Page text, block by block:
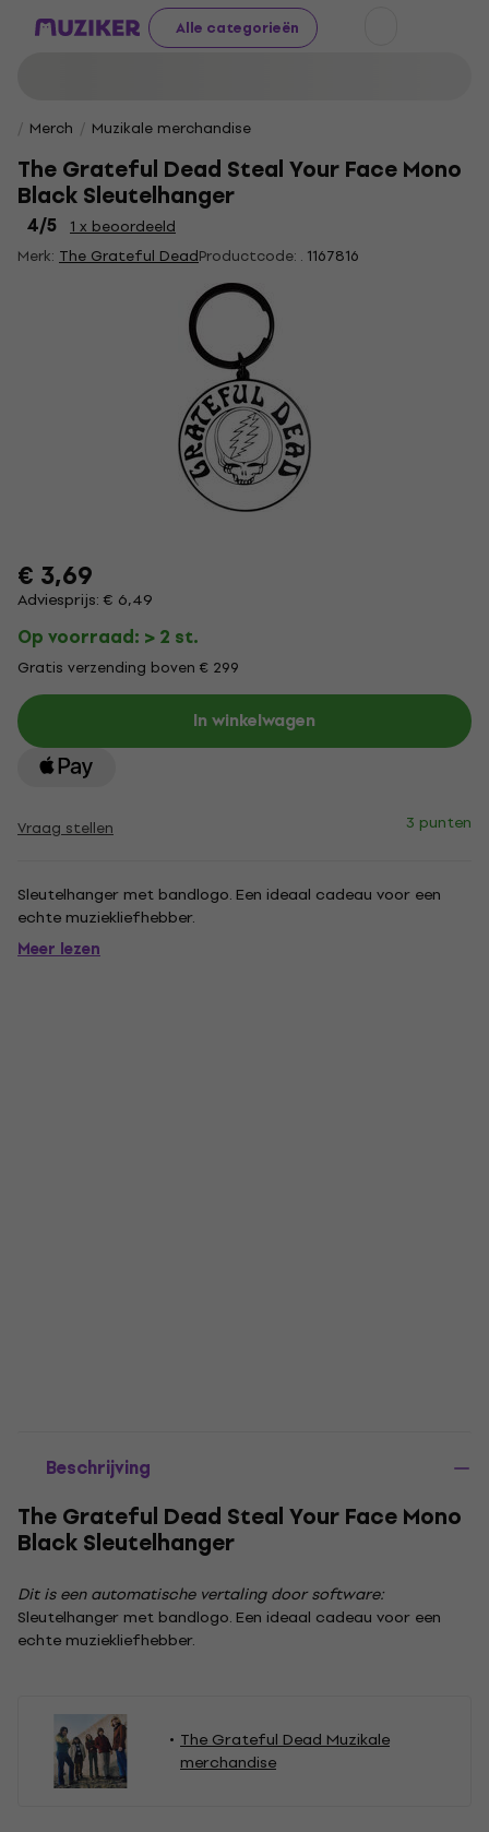
Alle categorieën
Merch Muzikale merchandise
The Grateful Dead Steal Your Face Mono
Black Sleutelhanger
4/5
1 x beoordeeld
Merk: The Grateful DeadProductcode: . 1167816
€ 3,69
Adviesprijs: € 6,49
Op voorraad: > 2 st.
Gratis verzending boven € 299
In winkelwagen
Vraag stellen 3 punten
Sleutelhanger met bandlogo. Een ideaal cadeau voor een
echte muziekliefhebber.
Meer lezen
Beschrijving
The Grateful Dead Steal Your Face Mono
Black Sleutelhanger
Dit is een automatische vertaling door software:
Sleutelhanger met bandlogo. Een ideaal cadeau voor een
echte muziekliefhebber.
The Grateful Dead Muzikale
merchandise